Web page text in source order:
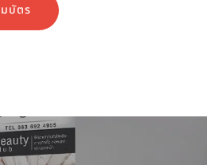
บัตร